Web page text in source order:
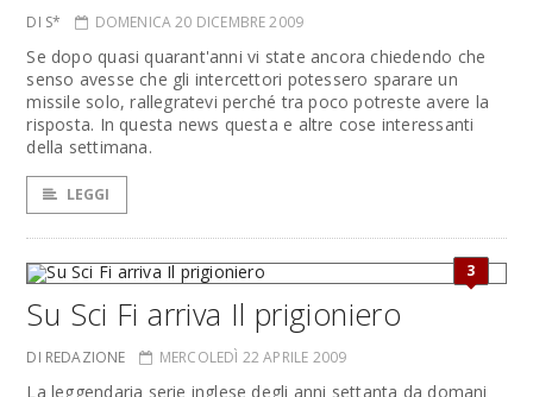
DI S* DOMENICA 20 DICEMBRE 2009
Se dopo quasi quarant'anni vi state ancora chiedendo che
senso avesse che gli intercettori potessero sparare un
missile solo, rallegratevi perché tra poco potreste avere la
risposta. In questa news questa e altre cose interessanti
della settimana.
LEGGI
3
Su Sci Fi arriva Il prigioniero
DI REDAZIONE MERCOLEDÌ 22 APRILE 2009
La leggendaria serie inglese degli anni settanta da domani